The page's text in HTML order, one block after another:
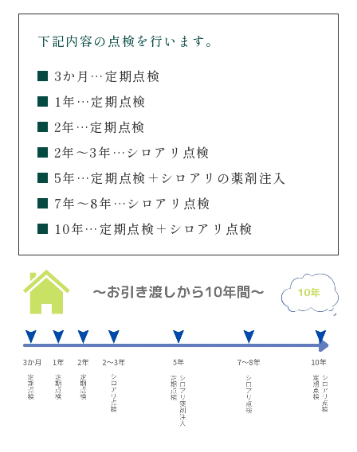
下記内容の点検を行います。
3か月…定期点検
1年…定期点検
2年…定期点検
2年～3年…シロアリ点検
5年…定期点検＋シロアリの薬剤注入
7年～8年…シロアリ点検
10年…定期点検＋シロアリ点検